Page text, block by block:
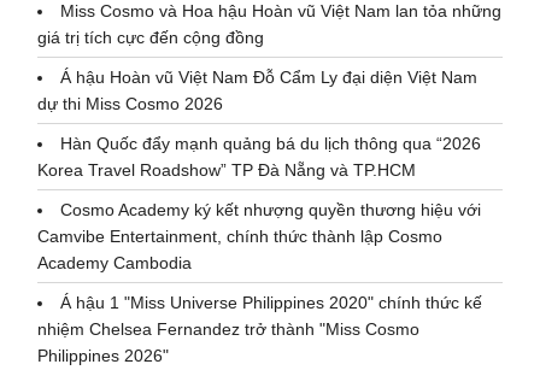
Miss Cosmo và Hoa hậu Hoàn vũ Việt Nam lan tỏa những
giá trị tích cực đến cộng đồng
Á hậu Hoàn vũ Việt Nam Đỗ Cẩm Ly đại diện Việt Nam
dự thi Miss Cosmo 2026
Hàn Quốc đẩy mạnh quảng bá du lịch thông qua “2026
Korea Travel Roadshow” TP Đà Nẵng và TP.HCM
Cosmo Academy ký kết nhượng quyền thương hiệu với
Camvibe Entertainment, chính thức thành lập Cosmo
Academy Cambodia
Á hậu 1 "Miss Universe Philippines 2020" chính thức kế
nhiệm Chelsea Fernandez trở thành "Miss Cosmo
Philippines 2026"